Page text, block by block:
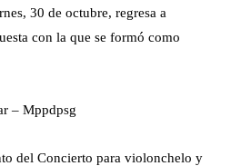
30 de octubre, regresa a
con la que se formó como
– Mppdpsg
del Concierto para violonchelo y